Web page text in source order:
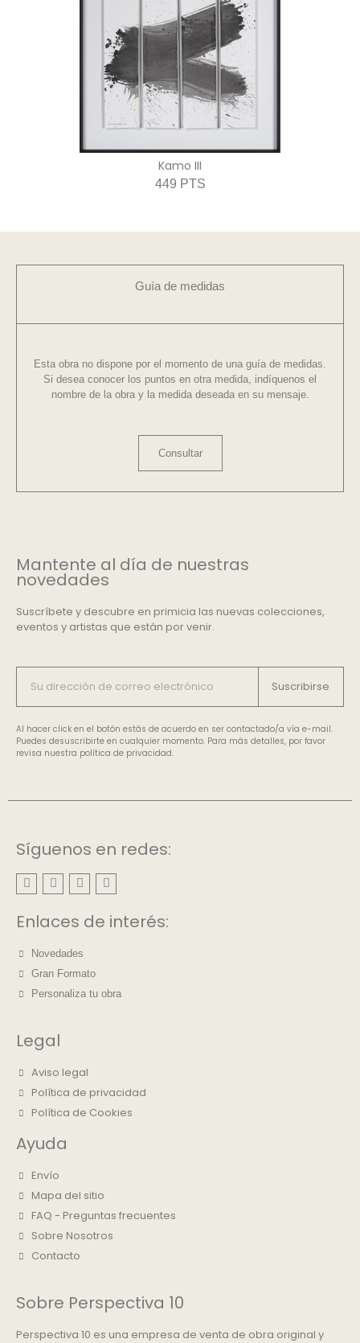
Kamo III
449 PTS
Guía de medidas
Esta obra no dispone por el momento de una guía de medidas.
Si desea conocer los puntos en otra medida, indíquenos el
nombre de la obra y la medida deseada en su mensaje.
Consultar
Mantente al día de nuestras
novedades
Suscríbete y descubre en primicia las nuevas colecciones,
eventos y artistas que están por venir.
Suscribirse
Al hacer click en el botón estás de acuerdo en ser contactado/a vía e-mail.
Puedes desuscribirte en cualquier momento. Para más detalles, por favor
revisa nuestra política de privacidad.
Síguenos en redes:
Enlaces de interés:
Novedades
Gran Formato
Personaliza tu obra
Legal
Aviso legal
Política de privacidad
Política de Cookies
Ayuda
Envío
Mapa del sitio
FAQ - Preguntas frecuentes
Sobre Nosotros
Contacto
Sobre Perspectiva 10
Perspectiva 10 es una empresa de venta de obra original y